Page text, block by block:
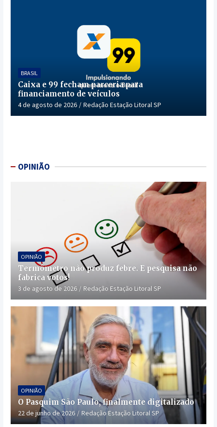
BRASIL
Caixa e 99 fecham parceria para
financiamento de veículos
4 de agosto de 2026 Redação Estação Litoral SP
OPINIÃO
OPINIÃO
Termômetro não produz febre. E pesquisa não
fabrica votos!
3 de agosto de 2026 Redação Estação Litoral SP
OPINIÃO
O Pasquim São Paulo, finalmente digitalizado
22 de junho de 2026 Redação Estação Litoral SP